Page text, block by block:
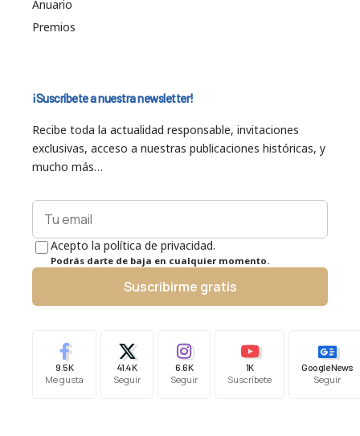
Anuario
Premios
¡Suscríbete a nuestra newsletter!
Recibe toda la actualidad responsable, invitaciones
exclusivas, acceso a nuestras publicaciones históricas, y
mucho más…
Acepto la política de privacidad.
Podrás darte de baja en cualquier momento.
Suscribirme gratis
9.5K
Me gusta
41.4K
Seguir
6.6K
Seguir
1K
Suscríbete
Google News
Seguir